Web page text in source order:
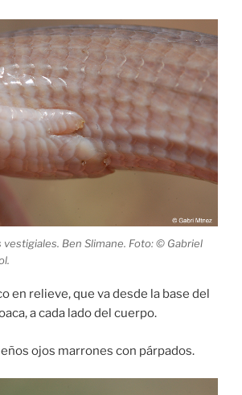
vestigiales. Ben Slimane. Foto: © Gabriel
en relieve, que va desde la base del
a cada lado del cuerpo.
ojos marrones con párpados.